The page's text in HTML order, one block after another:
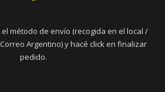
método de envío (recogida en el local /
Argentino) y hacé click en finalizar
pedido.